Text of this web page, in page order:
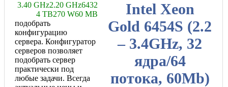
Intel Xeon
Gold 6454S (2.2
– 3.4GHz, 32
ядра/64
потока, 60Mb)
32
64
2.20 GHz
3.40 GHz
60 MB
270 W
4 TB
подобрать
конфигурацию
сервера. Конфигуратор
серверов позволяет
подобрать сервер
практически под
любые задачи. Всегда